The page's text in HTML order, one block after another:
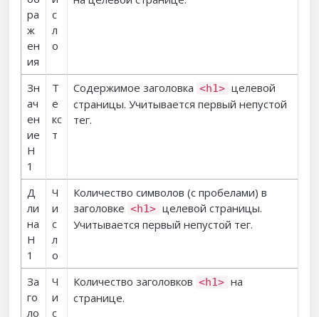
ра
ж
ен
ия
с
л
о
Зн
ач
ен
ие
H
1
Т
е
кс
т
Содержимое заголовка <h1> целевой
страницы. Учитывается первый непустой
тег.
Д
ли
на
H
1
Ч
и
с
л
о
Количество символов (с пробелами) в
заголовке <h1> целевой страницы.
Учитывается первый непустой тег.
За
го
ло
Ч
и
с
Количество заголовков <h1> на
странице.